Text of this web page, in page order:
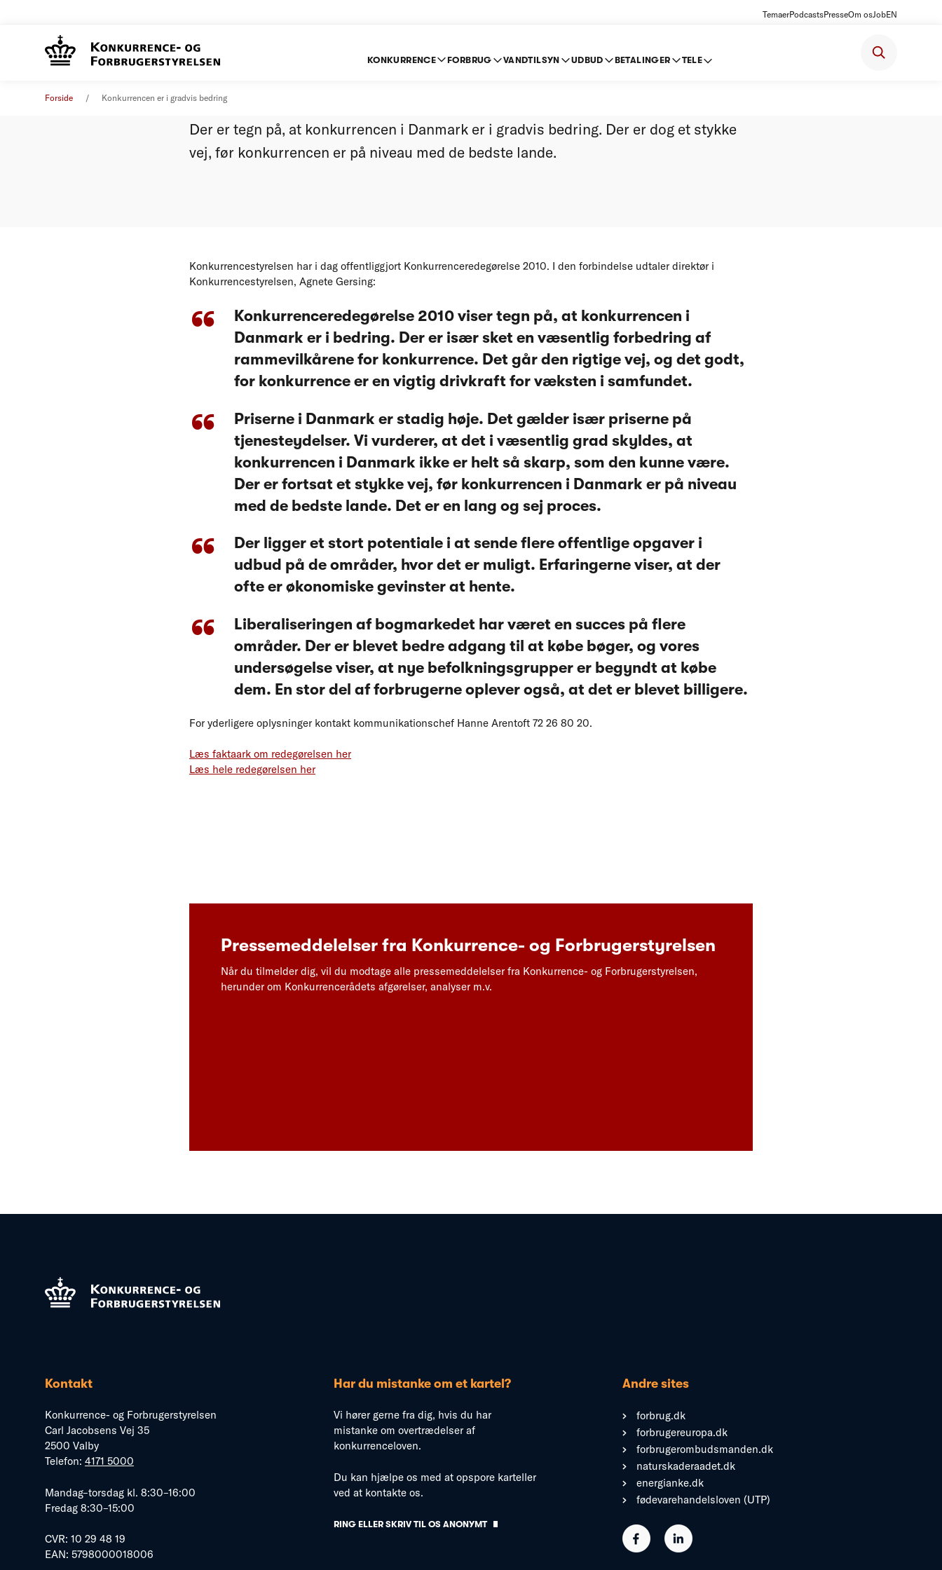
TemaerPodcastsPresseOm osJobEN
KONKURRENCE FORBRUG VANDTILSYN UDBUD BETALINGER TELE
Forside Konkurrencen er i gradvis bedring
Der er tegn på, at konkurrencen i Danmark er i gradvis bedring. Der er dog et stykke
vej, før konkurrencen er på niveau med de bedste lande.
Konkurrencestyrelsen har i dag offentliggjort Konkurrenceredegørelse 2010. I den forbindelse udtaler direktør i
Konkurrencestyrelsen, Agnete Gersing:
Konkurrenceredegørelse 2010 viser tegn på, at konkurrencen i
Danmark er i bedring. Der er især sket en væsentlig forbedring af
rammevilkårene for konkurrence. Det går den rigtige vej, og det godt,
for konkurrence er en vigtig drivkraft for væksten i samfundet.
Priserne i Danmark er stadig høje. Det gælder især priserne på
tjenesteydelser. Vi vurderer, at det i væsentlig grad skyldes, at
konkurrencen i Danmark ikke er helt så skarp, som den kunne være.
Der er fortsat et stykke vej, før konkurrencen i Danmark er på niveau
med de bedste lande. Det er en lang og sej proces.
Der ligger et stort potentiale i at sende flere offentlige opgaver i
udbud på de områder, hvor det er muligt. Erfaringerne viser, at der
ofte er økonomiske gevinster at hente.
Liberaliseringen af bogmarkedet har været en succes på flere
områder. Der er blevet bedre adgang til at købe bøger, og vores
undersøgelse viser, at nye befolkningsgrupper er begyndt at købe
dem. En stor del af forbrugerne oplever også, at det er blevet billigere.
For yderligere oplysninger kontakt kommunikationschef Hanne Arentoft 72 26 80 20.
Læs faktaark om redegørelsen her
Læs hele redegørelsen her
Pressemeddelelser fra Konkurrence- og Forbrugerstyrelsen
Når du tilmelder dig, vil du modtage alle pressemeddelelser fra Konkurrence- og Forbrugerstyrelsen,
herunder om Konkurrencerådets afgørelser, analyser m.v.
Kontakt
Konkurrence- og Forbrugerstyrelsen
Carl Jacobsens Vej 35
2500 Valby
Telefon: 4171 5000
Mandag–torsdag kl. 8:30–16:00
Fredag 8:30–15:00
CVR: 10 29 48 19
EAN: 5798000018006
Har du mistanke om et kartel?
Vi hører gerne fra dig, hvis du har
mistanke om overtrædelser af
konkurrenceloven.
Du kan hjælpe os med at opspore karteller
ved at kontakte os.
RING ELLER SKRIV TIL OS ANONYMT
Andre sites
forbrug.dk
forbrugereuropa.dk
forbrugerombudsmanden.dk
naturskaderaadet.dk
energianke.dk
fødevarehandelsloven (UTP)